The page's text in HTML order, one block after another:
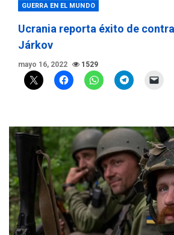
GUERRA EN EL MUNDO
Ucrania reporta éxito de
Járkov
mayo 16, 2022 1529